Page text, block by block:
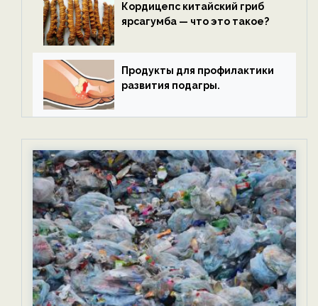
Кордицепс китайский гриб
ярсагумба — что это такое?
Продукты для профилактики
развития подагры.